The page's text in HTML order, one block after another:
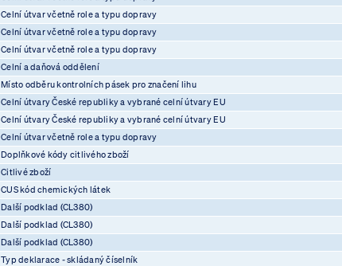
Celní útvar včetně role a typu dopravy
Celní útvar včetně role a typu dopravy
Celní útvar včetně role a typu dopravy
Celní a daňová oddělení
Místo odběru kontrolních pásek pro značení lihu
Celní útvary České republiky a vybrané celní útvary EU
Celní útvary České republiky a vybrané celní útvary EU
Celní útvar včetně role a typu dopravy
Doplňkové kódy citlivého zboží
Citlivé zboží
CUS kód chemických látek
Další podklad (CL380)
Další podklad (CL380)
Další podklad (CL380)
Typ deklarace - skládaný číselník